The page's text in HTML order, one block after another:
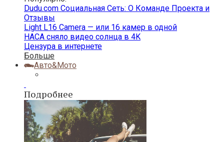
Dudu.com Cоциальная Cеть: О Команде Проекта и
Отзывы
Light L16 Camera — или 16 камер в одной
НАСА сняло видео солнца в 4K
Цензура в интернете
Больше
Авто&Мото
Подробнее